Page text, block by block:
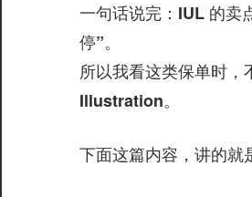
一句话说完：IUL 的卖
停”。
所以我看这类保单时
Illustration。
下面这篇内容，讲的就